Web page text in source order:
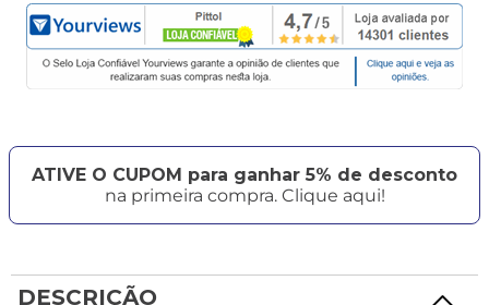
ATIVE O CUPOM para ganhar 5% de desconto
na primeira compra. Clique aqui!
DESCRIÇÃO